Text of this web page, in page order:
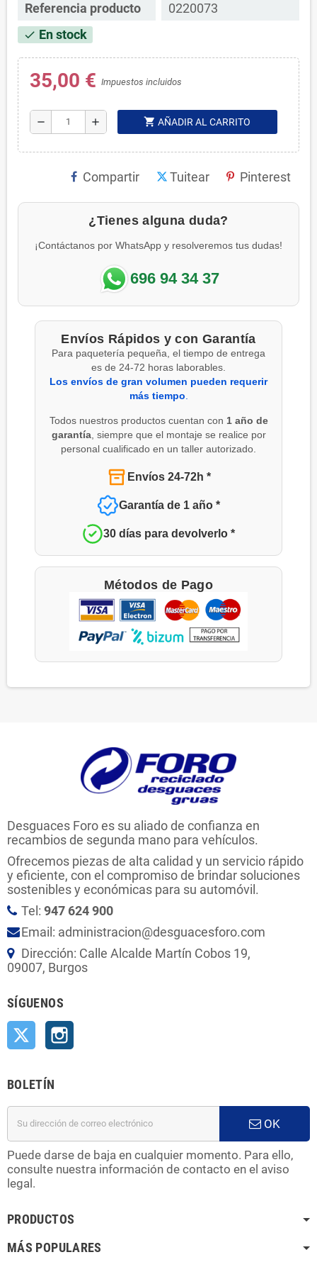
Referencia producto
0220073
check En stock
35,00 € Impuestos incluidos
remove add shopping_cart AÑADIR AL CARRITO
Compartir Tuitear Pinterest
¿Tienes alguna duda?
¡Contáctanos por WhatsApp y resolveremos tus dudas!
696 94 34 37
Envíos Rápidos y con Garantía
Para paquetería pequeña, el tiempo de entrega
es de 24-72 horas laborables.
Los envíos de gran volumen pueden requerir
más tiempo
Todos nuestros productos cuentan con 1 año de
garantía, siempre que el montaje se realice por
personal cualificado en un taller autorizado.
Envíos 24-72h *
Garantía de 1 año *
30 días para devolverlo *
Métodos de Pago
Desguaces Foro es su aliado de confianza en
recambios de segunda mano para vehículos.
Ofrecemos piezas de alta calidad y un servicio rápido
y eficiente, con el compromiso de brindar soluciones
sostenibles y económicas para su automóvil.
Tel: 947 624 900
Email: administracion@desguacesforo.com
Dirección: Calle Alcalde Martín Cobos 19,
09007, Burgos
SÍGUENOS
Twitter
BOLETÍN
OK
Puede darse de baja en cualquier momento. Para ello,
consulte nuestra información de contacto en el aviso
legal.
PRODUCTOS
MÁS POPULARES